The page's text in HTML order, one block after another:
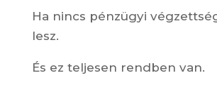
Ha nincs pénzügyi
lesz.
És ez teljesen rendben van.